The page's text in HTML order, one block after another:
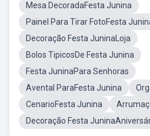
Mesa DecoradaFesta Junina
Painel Para Tirar FotoFesta
Decoração Festa JuninaLoja
Bolos TipicosDe Festa Junina
Festa JuninaPara Senhoras
Avental ParaFesta Junina
CenarioFesta Junina
Decoração Festa